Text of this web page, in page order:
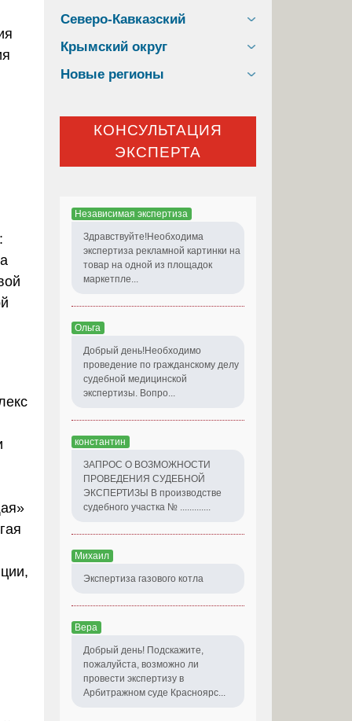
Северо-Кавказский
Крымский округ
Новые регионы
КОНСУЛЬТАЦИЯ
ЭКСПЕРТА
Независимая экспертиза
Здравствуйте!Необходима
экспертиза рекламной картинки на
товар на одной из площадок
маркетпле...
Ольга
Добрый день!Необходимо
проведение по гражданскому делу
судебной медицинской
экспертизы. Вопро...
константин
ЗАПРОС О ВОЗМОЖНОСТИ
ПРОВЕДЕНИЯ СУДЕБНОЙ
ЭКСПЕРТИЗЫ В производстве
судебного участка № .............
Михаил
Экспертиза газового котла
Вера
Добрый день! Подскажите,
пожалуйста, возможно ли
провести экспертизу в
Арбитражном суде Красноярс...